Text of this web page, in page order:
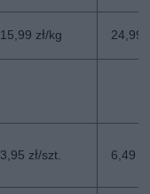
15,99 zł/kg 24,99
3,95 zł/szt. 6,49